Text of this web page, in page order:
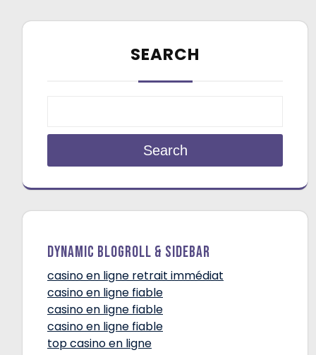
SEARCH
Search
Dynamic Blogroll & Sidebar
casino en ligne retrait immédiat
casino en ligne fiable
casino en ligne fiable
casino en ligne fiable
top casino en ligne